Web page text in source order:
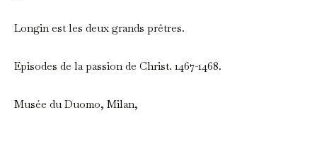
Longin est les deux grands prêtres.
Episodes de la passion de Christ. 1467-1468.
Musée du Duomo, Milan,